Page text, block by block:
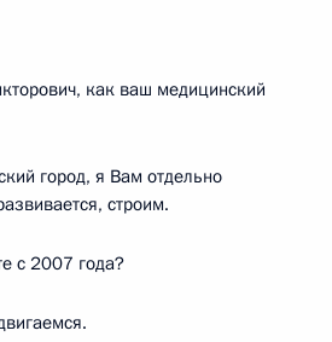
как ваш медицинский
город, я Вам отдельно
строим.
с 2007 года?